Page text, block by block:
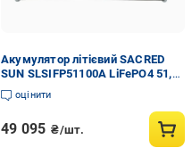
Акумулятор літієвий SACRED
SUN SLSIFP51100A LiFePO4 51,2
V 100 Ah Білий (17728464)
оцінити
49 095 ₴/шт.